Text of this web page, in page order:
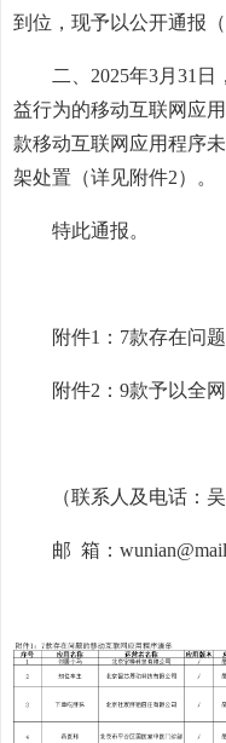
到位，现予以公开通报（
二、2025年3月31
益行为的移动互联网应
款移动互联网应用程序
架处置（详见附件2）。
特此通报。
附件1：7款存在问
附件2：9款予以全
（联系人及电话：
邮 箱：